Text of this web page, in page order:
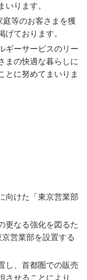
ります。
等のお客さまを獲
ております。
ギーサービスのリー
まの快適な暮らしに
とに努めてまいりま
向けた「東京営業部
更なる強化を図るた
営業部を設置する
し、首都圏での販売
せることにより、